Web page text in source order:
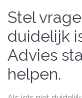
Stel
duidelijk
Advies
helpen.